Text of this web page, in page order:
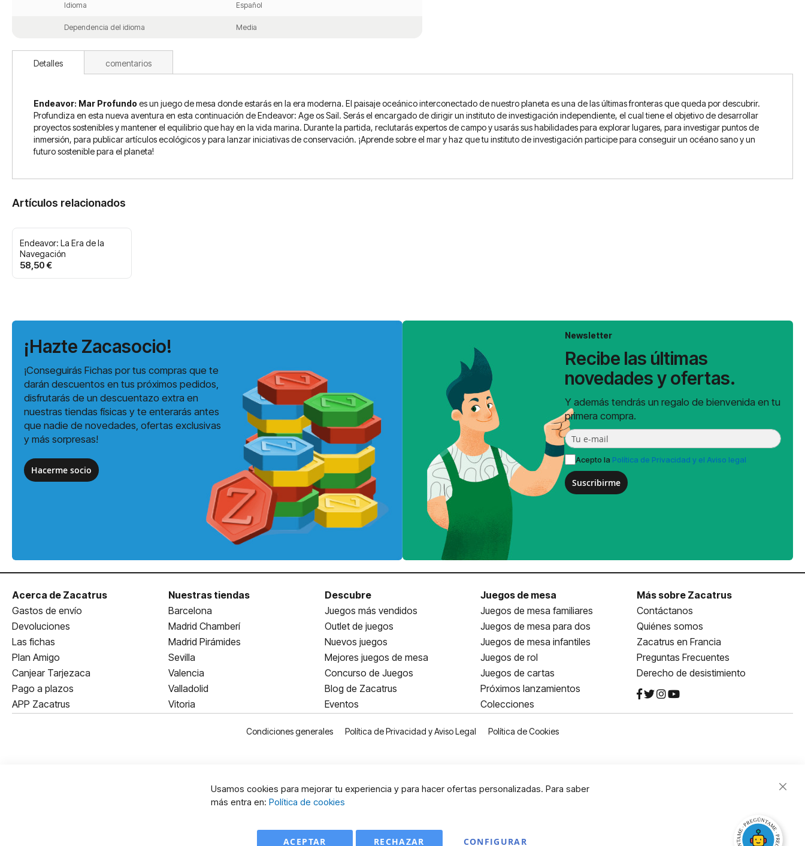
Idioma Español
Dependencia del idioma Media
Detalles
Endeavor: Mar Profundo es un juego de mesa donde estarás en la era moderna. El paisaje oceánico interconectado de nuestro planeta es una de las últimas fronteras que queda por descubrir.
Profundiza en esta nueva aventura en esta continuación de Endeavor: Age os Sail. Serás el encargado de dirigir un instituto de investigación independiente, el cual tiene el objetivo de desarrollar
proyectos sostenibles y mantener el equilibrio que hay en la vida marina. Durante la partida, reclutarás expertos de campo y usarás sus habilidades para explorar lugares, para investigar puntos de
inmersión, para publicar artículos ecológicos y para lanzar iniciativas de conservación. ¡Aprende sobre el mar y haz que tu instituto de investigación participe para conseguir un océano sano y un
futuro sostenible para el planeta!
comentarios
Artículos relacionados
Endeavor: La Era de la
Navegación
58,50 €
¡Hazte Zacasocio!
¡Conseguirás Fichas por tus compras que te
darán descuentos en tus próximos pedidos,
disfrutarás de un descuentazo extra en
nuestras tiendas físicas y te enterarás antes
que nadie de novedades, ofertas exclusivas
y más sorpresas!
Hacerme socio
Newsletter
Recibe las últimas
novedades y ofertas.
Y además tendrás un regalo de bienvenida en tu
primera compra.
Acepto la Política de Privacidad y el Aviso legal
Suscribirme
Acerca de Zacatrus
Gastos de envío
Devoluciones
Las fichas
Plan Amigo
Canjear Tarjezaca
Pago a plazos
APP Zacatrus
Nuestras tiendas
Barcelona
Madrid Chamberí
Madrid Pirámides
Sevilla
Valencia
Valladolid
Vitoria
Descubre
Juegos más vendidos
Outlet de juegos
Nuevos juegos
Mejores juegos de mesa
Concurso de Juegos
Blog de Zacatrus
Eventos
Juegos de mesa
Juegos de mesa familiares
Juegos de mesa para dos
Juegos de mesa infantiles
Juegos de rol
Juegos de cartas
Próximos lanzamientos
Colecciones
Más sobre Zacatrus
Contáctanos
Quiénes somos
Zacatrus en Francia
Preguntas Frecuentes
Derecho de desistimiento
Condiciones generales Política de Privacidad y Aviso Legal Política de Cookies
Usamos cookies para mejorar tu experiencia y para hacer ofertas personalizadas. Para saber
más entra en: Política de cookies
ACEPTAR CONFIGURAR
RECHAZAR